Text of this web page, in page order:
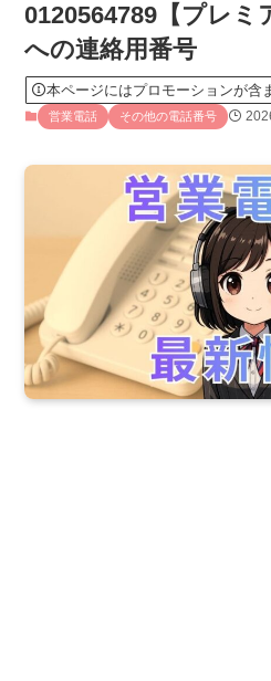
0120564789【プレミ
への連絡用番号
本ページにはプロモーションが含
営業電話 その他の電話番号